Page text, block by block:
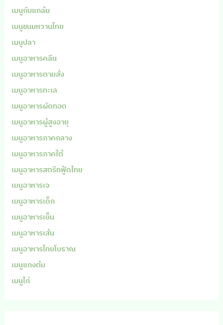
เมนูกับแกล้ม
เมนูขนมหวานไทย
เมนูปลา
เมนูอาหารคลีน
เมนูอาหารตามสั่ง
เมนูอาหารทะเล
เมนูอาหารผัดทอด
เมนูอาหารผู้สูงอายุ
เมนูอาหารภาคกลาง
เมนูอาหารภาคใต้
เมนูอาหารสตรีทฟู้ดไทย
เมนูอาหารเจ
เมนูอาหารเด็ก
เมนูอาหารเย็น
เมนูอาหารเส้น
เมนูอาหารไทยโบราณ
เมนูแกงต้ม
เมนูไก่